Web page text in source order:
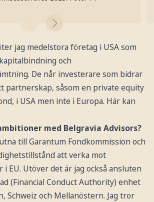
jag medelstora företag i USA som
och
De når investerare som bidrar
partnerskap, såsom en private equity
i USA men inte i Europa. Här kan
med Belgravia Advisors?
till Garantum Fondkommission och
att verka mot
i EU. Utöver det är jag också ansluten
(Financial Conduct Authority) enhet
Schweiz och Mellanöstern. Jag tror